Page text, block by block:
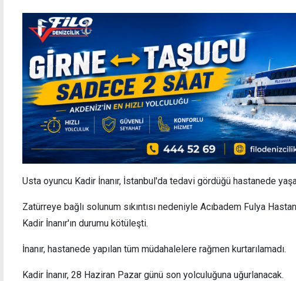
Usta oyuncu Kadir İnanır, İstanbul'da tedavi gördüğü hastanede
Zatürreye bağlı solunum sıkıntısı nedeniyle Acıbadem Fulya
Kadir İnanır'ın durumu kötüleşti.
İnanır, hastanede yapılan tüm müdahalelere rağmen kurtarılamadı.
Kadir İnanır, 28 Haziran Pazar günü son yolculuğuna uğurlanacak.